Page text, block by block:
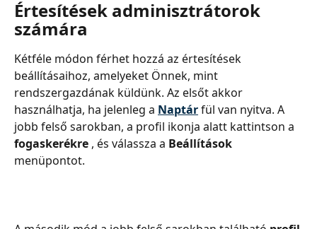
Értesítések adminisztrátorok
számára
Kétféle módon férhet hozzá az értesítések
beállításaihoz, amelyeket Önnek, mint
rendszergazdának küldünk. Az elsőt akkor
használhatja, ha jelenleg a Naptárfül van nyitva. A
jobb felső sarokban, a profil ikonja alatt kattintson a
fogaskerékre , és válassza a Beállítások
menüpontot.